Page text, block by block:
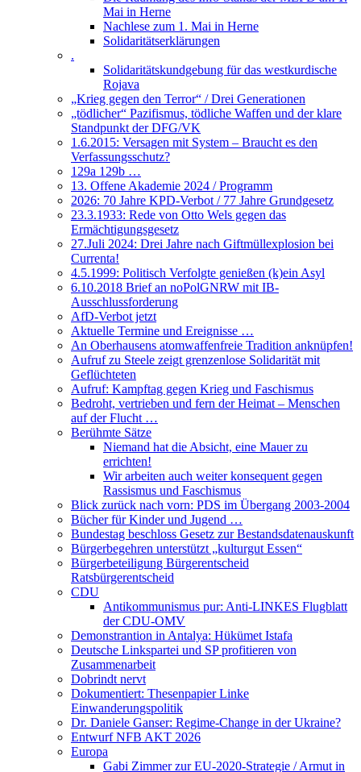
Mai in Herne
Nachlese zum 1. Mai in Herne
Solidaritätserklärungen
.
Solidaritätskundgebung für das westkurdische
Rojava
„Krieg gegen den Terror“ / Drei Generationen
„tödlicher“ Pazifismus, tödliche Waffen und der klare
Standpunkt der DFG/VK
1.6.2015: Versagen mit System – Braucht es den
Verfassungsschutz?
129a 129b …
13. Offene Akademie 2024 / Programm
2026: 70 Jahre KPD-Verbot / 77 Jahre Grundgesetz
23.3.1933: Rede von Otto Wels gegen das
Ermächtigungsgesetz
27.Juli 2024: Drei Jahre nach Giftmüllexplosion bei
Currenta!
4.5.1999: Politisch Verfolgte genießen (k)ein Asyl
6.10.2018 Brief an noPolGNRW mit IB-
Ausschlussforderung
AfD-Verbot jetzt
Aktuelle Termine und Ereignisse …
An Oberhausens atomwaffenfreie Tradition anknüpfen!
Aufruf zu Steele zeigt grenzenlose Solidarität mit
Geflüchteten
Aufruf: Kampftag gegen Krieg und Faschismus
Bedroht, vertrieben und fern der Heimat – Menschen
auf der Flucht …
Berühmte Sätze
Niemand hat die Absicht, eine Mauer zu
errichten!
Wir arbeiten auch weiter konsequent gegen
Rassismus und Faschismus
Blick zurück nach vorn: PDS im Übergang 2003-2004
Bücher für Kinder und Jugend …
Bundestag beschloss Gesetz zur Bestandsdatenauskunft
Bürgerbegehren unterstützt „kulturgut Essen“
Bürgerbeteiligung Bürgerentscheid
Ratsbürgerentscheid
CDU
Antikommunismus pur: Anti-LINKES Flugblatt
der CDU-OMV
Demonstrantion in Antalya: Hükümet Istafa
Deutsche Linkspartei und SP profitieren von
Zusammenarbeit
Dobrindt nervt
Dokumentiert: Thesenpapier Linke
Einwanderungspolitik
Dr. Daniele Ganser: Regime-Change in der Ukraine?
Entwurf NFB AKT 2026
Europa
Gabi Zimmer zur EU-2020-Strategie / Armut in